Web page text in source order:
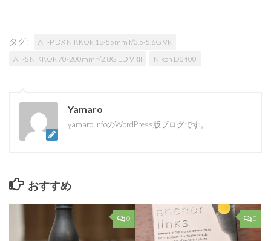
タグ:
AF-P DX NIKKOR 18-55mm f/3.5-5.6G VR
AF-S NIKKOR 70-200mm f/2.8G ED VRII
Nikon D3400
Yamaro
yamaro.infoのWordPress版ブログです。
おすすめ
0 0